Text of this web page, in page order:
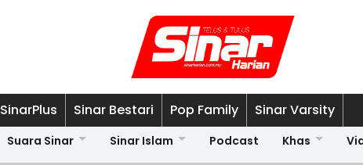
SinarPlus Sinar Bestari Pop Family Sinar Varsity
Suara Sinar Sinar Islam Podcast Khas